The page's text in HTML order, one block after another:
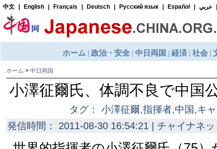
ホーム > 中日両国
小澤征爾氏、体調不良で中国
タグ： 小澤征爾,指揮者,中国,キ
発信時間： 2011-08-30 16:54:21 | チャイナネ